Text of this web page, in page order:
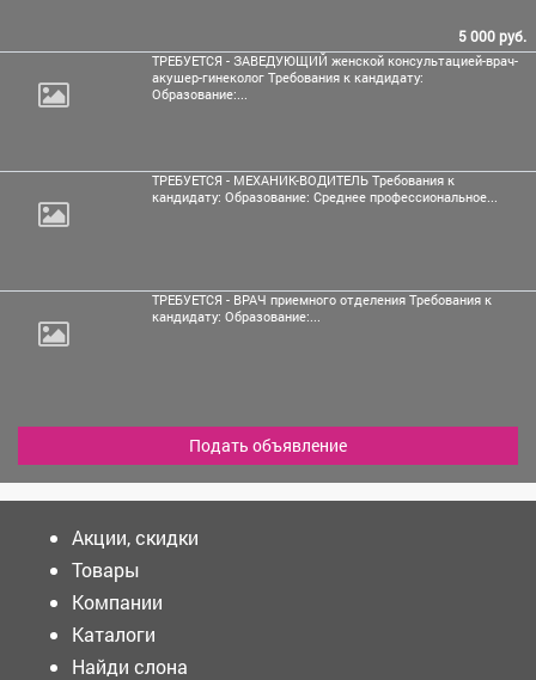
5 000 руб.
ТРЕБУЕТСЯ - ЗАВЕДУЮЩИЙ женской консультацией-врач-
акушер-гинеколог Требования к кандидату:
Образование:...
ТРЕБУЕТСЯ - МЕХАНИК-ВОДИТЕЛЬ Требования к
кандидату: Образование: Среднее профессиональное...
ТРЕБУЕТСЯ - ВРАЧ приемного отделения Требования к
кандидату: Образование:...
Подать объявление
Акции, скидки
Товары
Компании
Каталоги
Найди слона